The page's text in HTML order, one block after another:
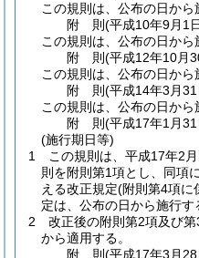
この規則は、公布の日から
附 則(平成10年9月1
この規則は、公布の日から
附 則(平成12年10月
この規則は、公布の日から
附 則(平成14年3月
この規則は、公布の日から
附 則(平成17年1月
(施行期日等)
1
この規則は、平成17年2
則を附則第1項とし、同項
える改正規定(附則第4項に
定は、公布の日から施行す
2
改正後の附則第2項及び
から適用する。
附 則(平成17年3月